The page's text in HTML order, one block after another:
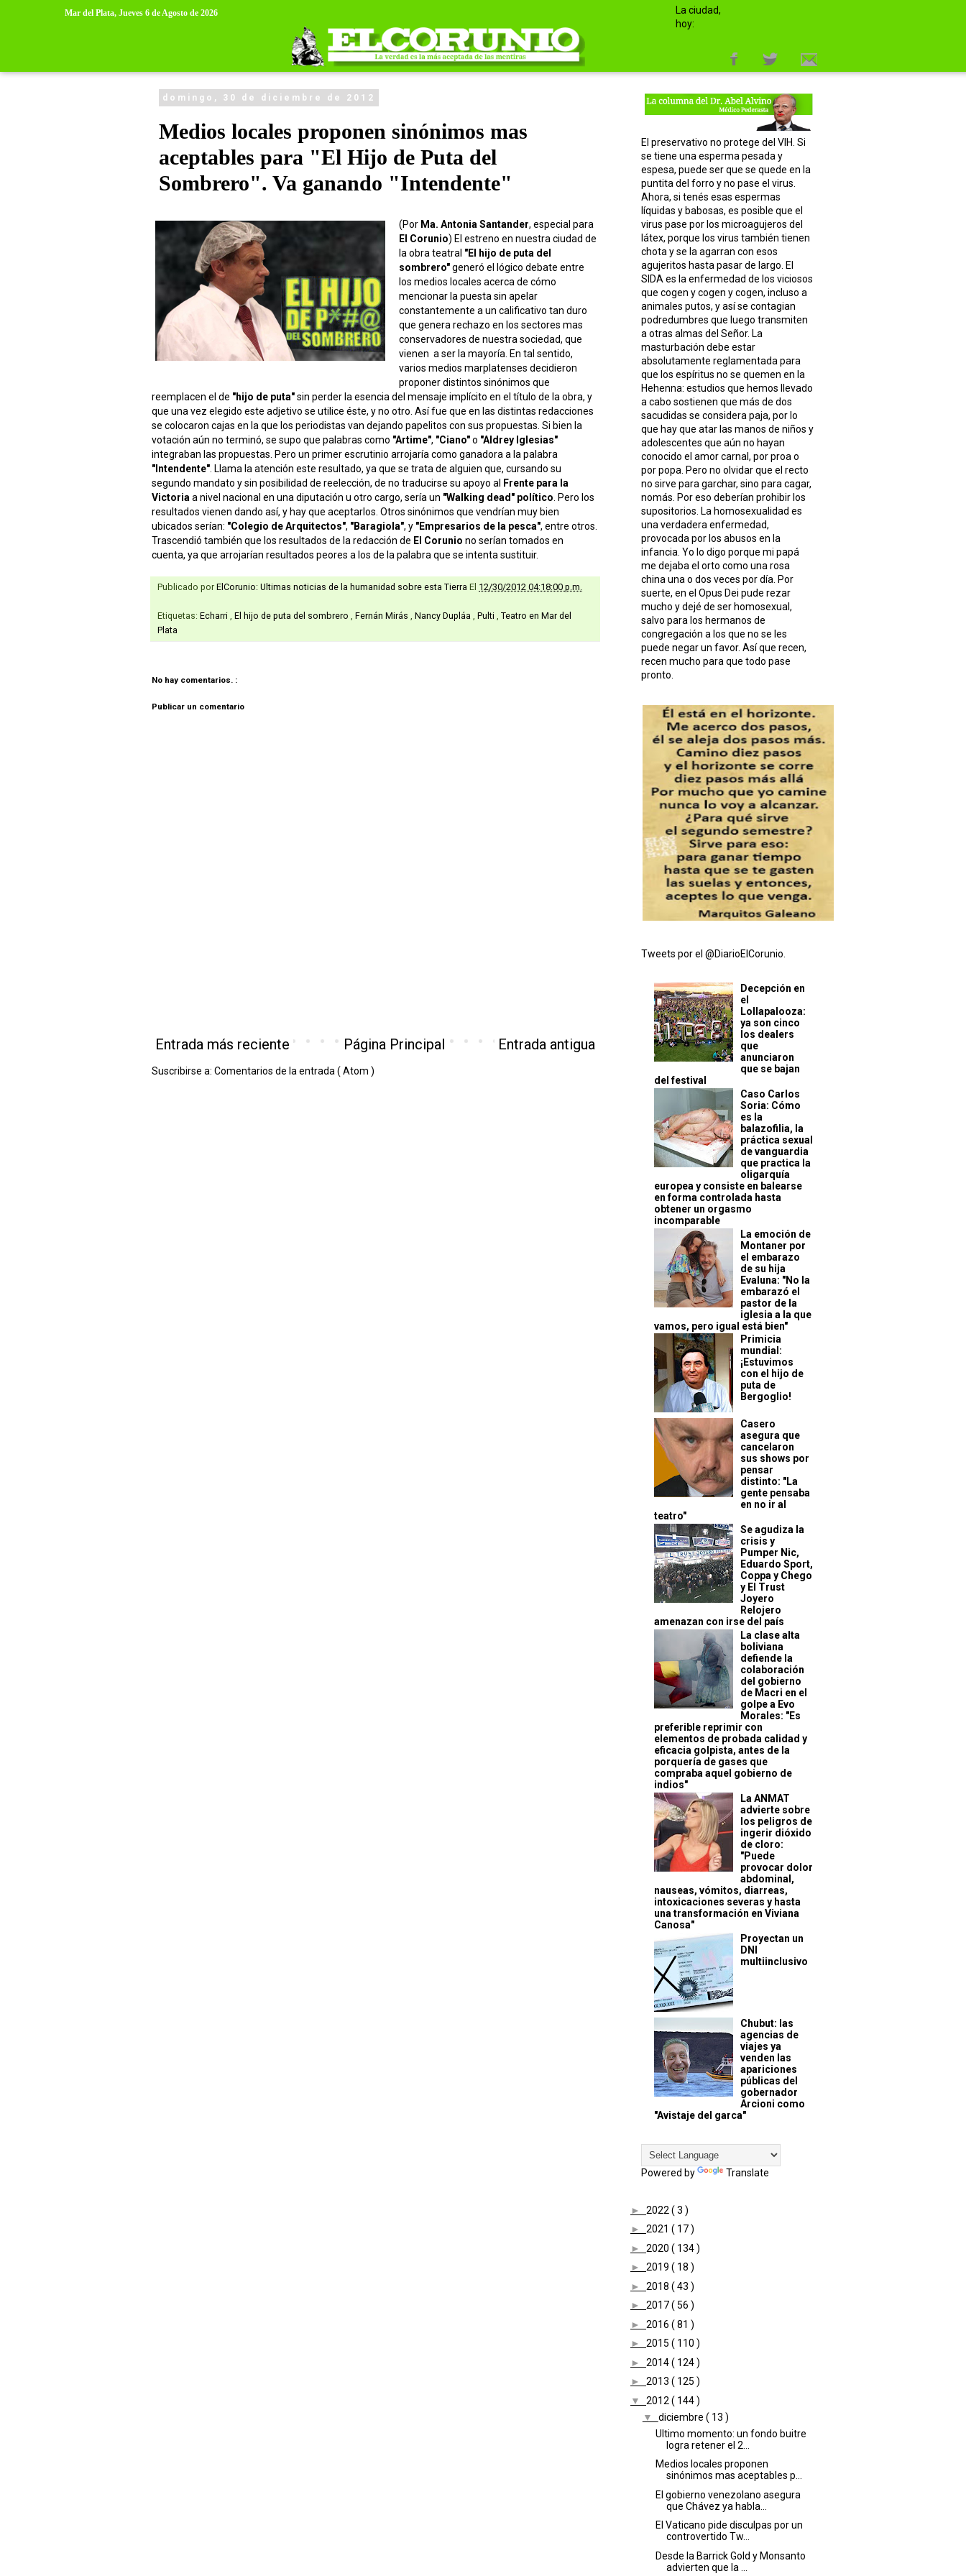
Mar del Plata, Jueves 6 de Agosto de 2026
La ciudad,
hoy:
domingo, 30 de diciembre de 2012
Medios locales proponen sinónimos mas
aceptables para "El Hijo de Puta del
Sombrero". Va ganando "Intendente"
(Por Ma. Antonia Santander, especial para
El Corunio) El estreno en nuestra ciudad de
la obra teatral "El hijo de puta del
sombrero"generó el lógico debate entre
los medios locales acerca de cómo
mencionar la puesta sin apelar
constantemente a un calificativo tan duro
que genera rechazo en los sectores mas
conservadores de nuestra sociedad, que
vienen a ser la mayoría. En tal sentido,
varios medios marplatenses decidieron
proponer distintos sinónimos que
reemplacen el de "hijo de puta"sin perder la esencia del mensaje implícito en el título de la obra, y
que una vez elegido este adjetivo se utilice éste, y no otro. Así fue que en las distintas redacciones
se colocaron cajas en la que los periodistas van dejando papelitos con sus propuestas. Si bien la
votación aún no terminó, se supo que palabras como "Artime", "Ciano"o "Aldrey Iglesias"
integraban las propuestas. Pero un primer escrutinio arrojaría como ganadora a la palabra
"Intendente" . Llama la atención este resultado, ya que se trata de alguien que, cursando su
segundo mandato y sin posibilidad de reelección, de no traducirse su apoyo al
Frente para la
Victoria a nivel nacional en una diputación u otro cargo, sería un "Walking dead" político . Pero los
resultados vienen dando así, y hay que aceptarlos. Otros sinónimos que vendrían muy bien
ubicados serían: "Colegio de Arquitectos", "Baragiola", y "Empresarios de la pesca", entre otros.
Trascendió también que los resultados de la redacción de El Corunio no serían tomados en
cuenta, ya que arrojarían resultados peores a los de la palabra que se intenta sustituir.
Publicado por ElCorunio: Ultimas noticias de la humanidad sobre esta Tierra El 12/30/2012 04:18:00 p.m.
Etiquetas: Echarri El hijo de puta del sombrero Fernán Mirás Nancy Dupláa Pulti
Teatro en Mar del
Plata
No hay comentarios. :
Publicar un comentario
Entrada más reciente Entrada antigua
Página Principal
Suscribirse a: Comentarios de la entrada ( Atom )
El preservativo no protege del VIH. Si
se tiene una esperma pesada y
espesa, puede ser que se quede en la
puntita del forro y no pase el virus.
Ahora, si tenés esas espermas
líquidas y babosas, es posible que el
virus pase por los microagujeros del
látex, porque los virus también tienen
chota y se la agarran con esos
agujeritos hasta pasar de largo. El
SIDA es la enfermedad de los viciosos
que cogen y cogen y cogen, incluso a
animales putos, y así se contagian
podredumbres que luego transmiten
a otras almas del Señor. La
masturbación debe estar
absolutamente reglamentada para
que los espíritus no se quemen en la
Hehenna: estudios que hemos llevado
a cabo sostienen que más de dos
sacudidas se considera paja, por lo
que hay que atar las manos de niños y
adolescentes que aún no hayan
conocido el amor carnal, por proa o
por popa. Pero no olvidar que el recto
no sirve para garchar, sino para cagar,
nomás. Por eso deberían prohibir los
supositorios. La homosexualidad es
una verdadera enfermedad,
provocada por los abusos en la
infancia. Yo lo digo porque mi papá
me dejaba el orto como una rosa
china una o dos veces por día. Por
suerte, en el Opus Dei pude rezar
mucho y dejé de ser homosexual,
salvo para los hermanos de
congregación a los que no se les
puede negar un favor. Así que recen,
recen mucho para que todo pase
pronto.
Tweets por el @DiarioElCorunio.
Decepción en
el
Lollapalooza:
ya son cinco
los dealers
que
anunciaron
que se bajan
del festival
Caso Carlos
Soria: Cómo
es la
balazofilia, la
práctica sexual
de vanguardia
que practica la
oligarquía
europea y consiste en balearse
en forma controlada hasta
obtener un orgasmo
incomparable
La emoción de
Montaner por
el embarazo
de su hija
Evaluna: "No la
embarazó el
pastor de la
iglesia a la que
vamos, pero igual está bien"
Primicia
mundial:
¡Estuvimos
con el hijo de
puta de
Bergoglio!
Casero
asegura que
cancelaron
sus shows por
pensar
distinto: "La
gente pensaba
en no ir al
teatro"
Se agudiza la
crisis y
Pumper Nic,
Eduardo Sport,
Coppa y Chego
y El Trust
Joyero
Relojero
amenazan con irse del país
La clase alta
boliviana
defiende la
colaboración
del gobierno
de Macri en el
golpe a Evo
Morales: "Es
preferible reprimir con
elementos de probada calidad y
eficacia golpista, antes de la
porquería de gases que
compraba aquel gobierno de
indios"
La ANMAT
advierte sobre
los peligros de
ingerir dióxido
de cloro:
"Puede
provocar dolor
abdominal,
nauseas, vómitos, diarreas,
intoxicaciones severas y hasta
una transformación en Viviana
Canosa"
Proyectan un
DNI
multiinclusivo
Chubut: las
agencias de
viajes ya
venden las
apariciones
públicas del
gobernador
Arcioni como
"Avistaje del garca"
Powered by Translate
► 2022 ( 3 )
► 2021 ( 17 )
► 2020 ( 134 )
► 2019 ( 18 )
► 2018 ( 43 )
► 2017( 56 )
► 2016 ( 81 )
► 2015 ( 110 )
► 2014( 124 )
► 2013 ( 125 )
▼ 2012 ( 144 )
▼ diciembre ( 13 )
Ultimo momento: un fondo buitre
logra retener el 2...
Medios locales proponen
sinónimos mas aceptables p...
El gobierno venezolano asegura
que Chávez ya habla...
El Vaticano pide disculpas por un
controvertido Tw...
Desde la Barrick Gold y Monsanto
advierten que la ...